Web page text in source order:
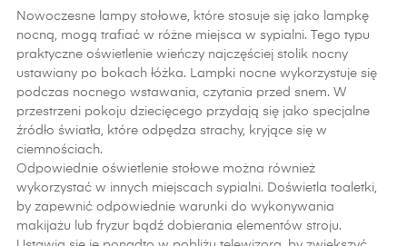
Nowoczesne lampy stołowe, które stosuje się jako lampkę
nocną, mogą trafiać w różne miejsca w sypialni. Tego typu
praktyczne oświetlenie wieńczy najczęściej stolik nocny
ustawiany po bokach łóżka. Lampki nocne wykorzystuje się
podczas nocnego wstawania, czytania przed snem. W
przestrzeni pokoju dziecięcego przydają się jako specjalne
źródło światła, które odpędza strachy, kryjące się w
ciemnościach.
Odpowiednie oświetlenie stołowe można również
wykorzystać w innych miejscach sypialni. Doświetla toaletki,
by zapewnić odpowiednie warunki do wykonywania
makijażu lub fryzur bądź dobierania elementów stroju.